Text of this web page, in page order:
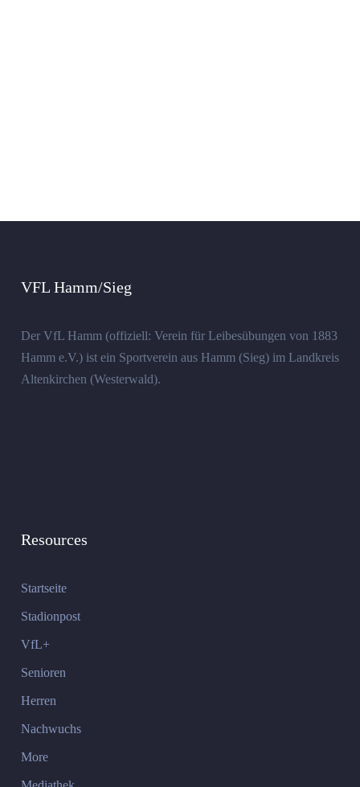
VFL Hamm/Sieg
Der VfL Hamm (offiziell: Verein für Leibesübungen von 1883
Hamm e.V.) ist ein Sportverein aus Hamm (Sieg) im Landkreis
Altenkirchen (Westerwald).
Resources
Startseite
Stadionpost
VfL+
Senioren
Herren
Nachwuchs
More